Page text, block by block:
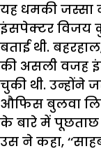
यह धमकी जस्सा
इंसपेक्टर विजय
बताई थी.
की असली वजह
चुकी थी. उन्होंने
औफिस बुलवा
के बारे में पूछताछ
उस ने कहा,